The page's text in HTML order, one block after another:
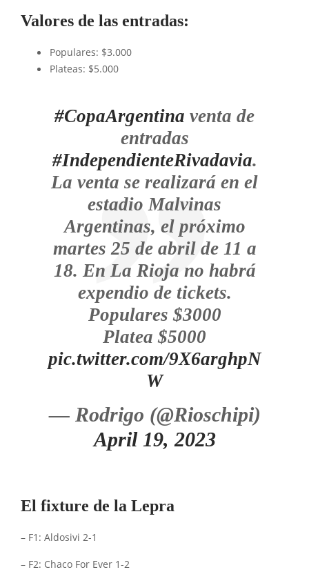
Valores de las entradas:
Populares: $3.000
Plateas: $5.000
#CopaArgentina venta de
entradas
#IndependienteRivadavia.
La venta se realizará en el
estadio Malvinas
Argentinas, el próximo
martes 25 de abril de 11 a
18. En La Rioja no habrá
expendio de tickets.
Populares $3000
Platea $5000
pic.twitter.com/9X6arghpN
W
— Rodrigo (@Rioschipi)
April 19, 2023
El fixture de la Lepra
– F1: Aldosivi 2-1
– F2: Chaco For Ever 1-2